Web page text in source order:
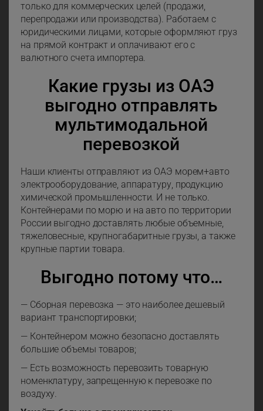
только для коммерческих целей (продажи,
перепродажи или производства). Работаем с
юридическими лицами, которые оформляют груз
на прямой контракт и оплачивают его с
валютного счета импортера.
Какие грузы из ОАЭ
выгодно отправлять
мультимодальной
перевозкой
Наши клиенты отправляют из ОАЭ морем+авто
электрооборудование, аппаратуру, продукцию
химической промышленности. И не только.
Контейнерами по морю и на авто по территории
России выгодно доставлять любые объемные,
тяжеловесные, крупногабаритные грузы, а также
крупные партии товара.
Выгодно потому что…
— Сборная перевозка — это наиболее дешевый
вариант транспортировки;
— Контейнером можно безопасно доставлять
большие объемы товаров;
— Есть возможность перевозить товарную
номенклатуру, запрещенную к перевозке по
воздуху.